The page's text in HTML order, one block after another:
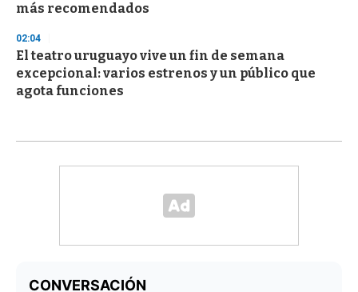
más recomendados
02:04
El teatro uruguayo vive un fin de semana
excepcional: varios estrenos y un público que
agota funciones